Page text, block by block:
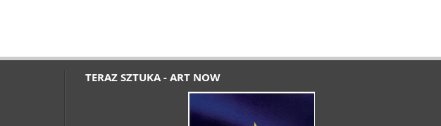
TERAZ SZTUKA - ART NOW